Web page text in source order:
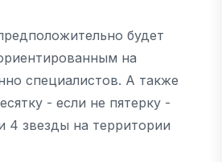
будет
на
специалистов. А также
- если не пятерку -
4 звезды на территории